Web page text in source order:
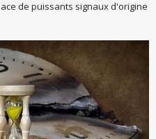
de puissants signaux d'origine